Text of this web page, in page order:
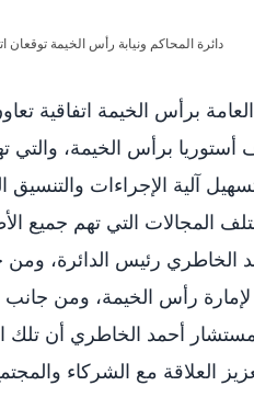
العامة برأس الخيمة
برأس الخيمة، والتي
آلية الإجراءات
المجالات التي تهم جميع
رئيس الدائرة، ومن
رأس الخيمة، ومن
أحمد الخاطري أن تلك
العلاقة مع الشركاء